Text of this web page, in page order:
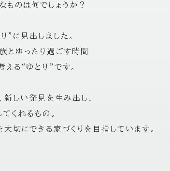
ものは何でしょうか？
”に見出しました。
とゆったり過ごす時間
る“ゆとり”です。
新しい発見を生み出し、
くれるもの。
大切にできる家づくりを目指しています。